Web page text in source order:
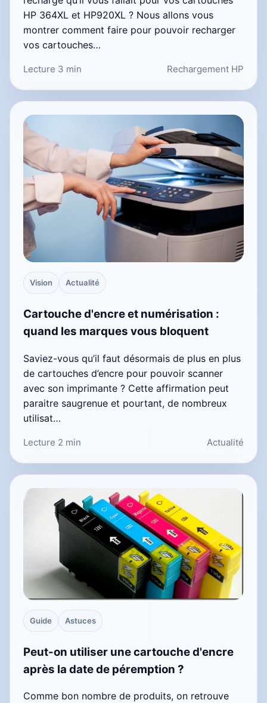
HP 364XL et HP920XL ? Nous allons vous
montrer comment faire pour pouvoir recharger
vos cartouches…
Lecture 3 min Rechargement HP
Vision Actualité
Cartouche d'encre et numérisation :
quand les marques vous bloquent
Saviez-vous qu’il faut désormais de plus en plus
de cartouches d’encre pour pouvoir scanner
avec son imprimante ? Cette affirmation peut
paraitre saugrenue et pourtant, de nombreux
utilisat…
Lecture 2 min Actualité
Guide Astuces
Peut-on utiliser une cartouche d'encre
après la date de péremption ?
Comme bon nombre de produits, on retrouve